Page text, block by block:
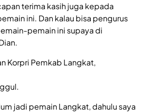
terima kasih juga kepada
ini. Dan kalau bisa pengurus
pemain ini supaya di
Korpri Pemkab Langkat,
jadi pemain Langkat, dahulu saya